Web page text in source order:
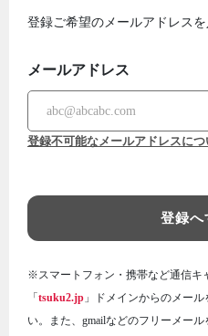
登録ご希望のメールアドレス
メールアドレス
登録不可能なメールアドレスにつ
登録へ
※スマートフォン・携帯など通信キ
「 tsuku2.jp 」ドメインからのメー
い。また、gmailなどのフリーメー